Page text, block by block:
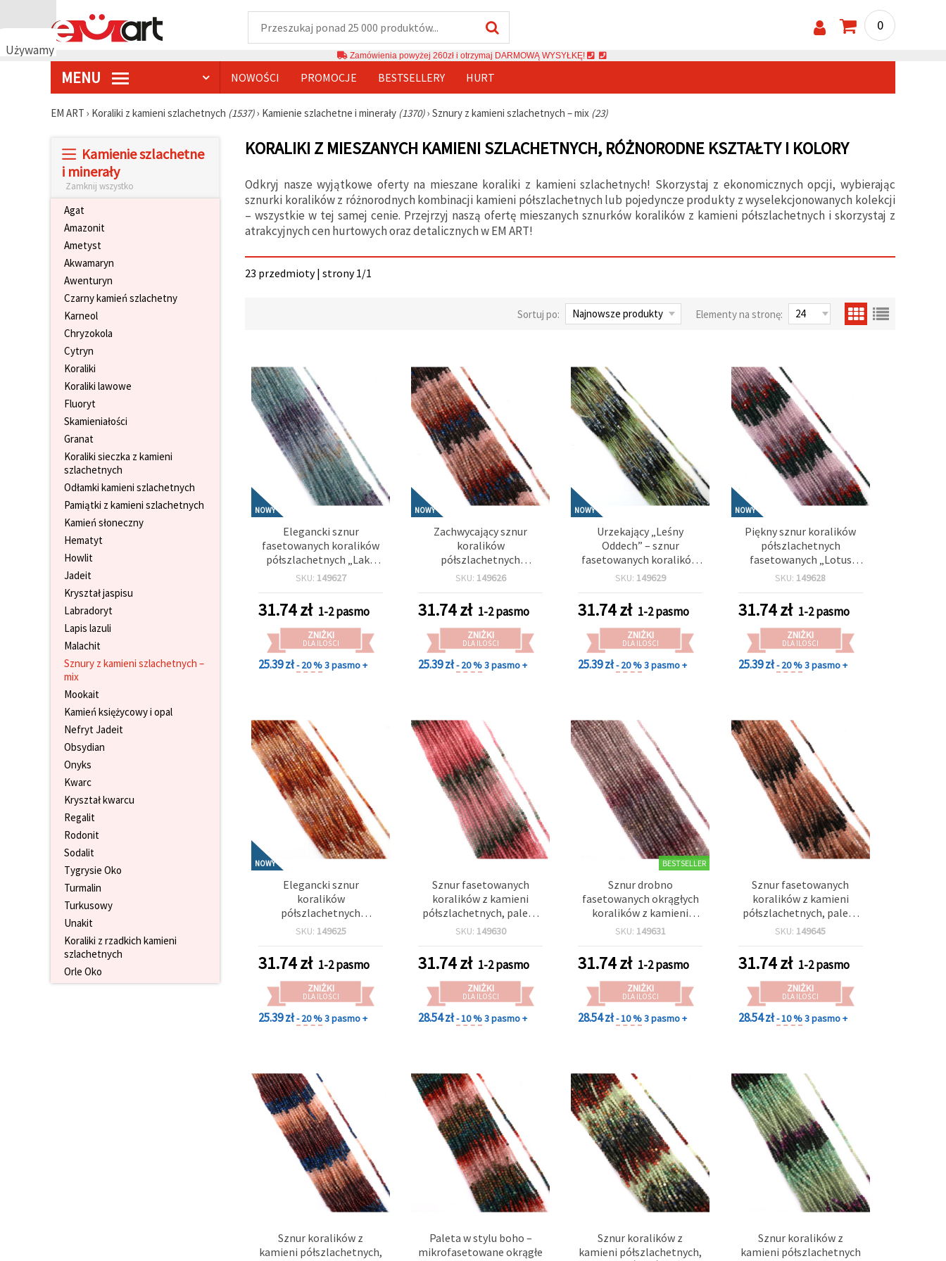
Używamy
marketingowych.
0
Zamówienia powyżej 260zł i otrzymaj DARMOWĄ WYSYŁKĘ!
MENU NOWOŚCI PROMOCJE BESTSELLERY HURT
EM ART › Koraliki z kamieni szlachetnych (1537)› Kamienie szlachetne i minerały (1370)› Sznury z kamieni szlachetnych – mix (23)
Kamienie szlachetne
i minerały
Zamknij wszystko
Agat
Amazonit
Ametyst
Akwamaryn
Awenturyn
Czarny kamień szlachetny
Karneol
Chryzokola
Cytryn
Koraliki
Koraliki lawowe
Fluoryt
Skamieniałości
Granat
Koraliki sieczka z kamieni
szlachetnych
Odłamki kamieni szlachetnych
Pamiątki z kamieni szlachetnych
Kamień słoneczny
Hematyt
Howlit
Jadeit
Kryształ jaspisu
Labradoryt
Lapis lazuli
Malachit
Sznury z kamieni szlachetnych –
mix
Mookait
Kamień księżycowy i opal
Nefryt Jadeit
Obsydian
Onyks
Kwarc
Kryształ kwarcu
Regalit
Rodonit
Sodalit
Tygrysie Oko
Turmalin
Turkusowy
Unakit
Koraliki z rzadkich kamieni
szlachetnych
Orle Oko
KORALIKI Z MIESZANYCH KAMIENI SZLACHETNYCH, RÓŻNORODNE KSZTAŁTY I KOLORY
Odkryj nasze wyjątkowe oferty na mieszane koraliki z kamieni szlachetnych! Skorzystaj z ekonomicznych opcji, wybierając
sznurki koralików z różnorodnych kombinacji kamieni półszlachetnych lub pojedyncze produkty z wyselekcjonowanych kolekcji
– wszystkie w tej samej cenie. Przejrzyj naszą ofertę mieszanych sznurków koralików z kamieni półszlachetnych i skorzystaj z
atrakcyjnych cen hurtowych oraz detalicznych w EM ART!
23 przedmioty | strony 1/1
Sortuj po: Elementy na stronę:
NOWY
Elegancki sznur
fasetowanych koralików
półszlachetnych „Lake
Sonata” – okrągłe 2,5
SKU: 149627
31.74zł 1-2 pasmo
ZNIŻKI
DLA ILOŚCI
25.39 zł- 20 %3 pasmo +
NOWY
Zachwycający sznur
koralików
półszlachetnych
fasetowanych „Desert
195 szt.
SKU: 149626
31.74zł 1-2 pasmo
ZNIŻKI
DLA ILOŚCI
25.39 zł- 20 %3 pasmo +
NOWY
Urzekający „Leśny
Oddech” – sznur
fasetowanych koralików
z kamieni
(okrągłe), ok. 165 szt.
SKU: 149629
31.74zł 1-2 pasmo
ZNIŻKI
DLA ILOŚCI
25.39 zł- 20 %3 pasmo +
NOWY
Piękny sznur koralików
półszlachetnych
fasetowanych „Lotus
Harmony” – koraliki
SKU: 149628
31.74zł 1-2 pasmo
ZNIŻKI
DLA ILOŚCI
25.39 zł- 20 %3 pasmo +
NOWY
Elegancki sznur
koralików
półszlachetnych
fasetowanych „Dawn
mm, ok. 174 szt., do
biżuterii i rękodzieła (mix)
SKU: 149625
31.74zł 1-2 pasmo
ZNIŻKI
DLA ILOŚCI
25.39 zł- 20 %3 pasmo +
Sznur fasetowanych
koralików z kamieni
półszlachetnych, paleta
WIOSNA (mix kolorów),
SKU: 149630
31.74zł 1-2 pasmo
ZNIŻKI
DLA ILOŚCI
28.54 zł- 10 %3 pasmo +
BESTSELLER
Sznur drobno
fasetowanych okrągłych
koralików z kamieni
półszlachetnych, paleta
Lawenda (miks odcieni),
2,3–2,5 mm, ok. 175 szt.,
do tworzenia biżuterii,
beadingu, DIY
bransoletek i
naszyjników
SKU: 149631
31.74zł 1-2 pasmo
ZNIŻKI
DLA ILOŚCI
28.54 zł- 10 %3 pasmo +
Sznur fasetowanych
koralików z kamieni
półszlachetnych, paleta
późnej jesieni, 2,5 mm
kolorów, do tworzenia
biżuterii DIY
SKU: 149645
31.74zł 1-2 pasmo
ZNIŻKI
DLA ILOŚCI
28.54 zł- 10 %3 pasmo +
Sznur koralików z
kamieni półszlachetnych,
Paleta w stylu boho –
mikrofasetowane okrągłe
Sznur koralików z
kamieni półszlachetnych,
Sznur koralików z
kamieni półszlachetnych